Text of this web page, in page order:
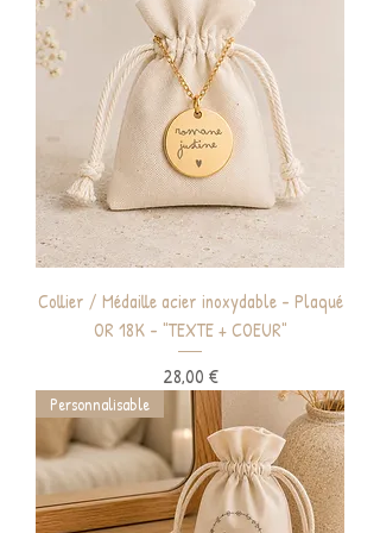
Collier / Médaille acier inoxydable - Plaqué
OR 18K - "TEXTE + COEUR"
Prix
28,00 €
Personnalisable